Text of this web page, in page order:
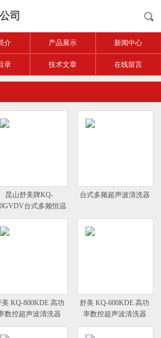
司
介 产品展示 新闻中心
录 技术文章 在线留言
昆山舒美牌KQ-
台式多频恒温
超声波清洗器
台式多频超声波清洗器
美 KQ-800KDE 高功
数控超声波清洗器
舒美 KQ-600KDE 高功
率数控超声波清洗器